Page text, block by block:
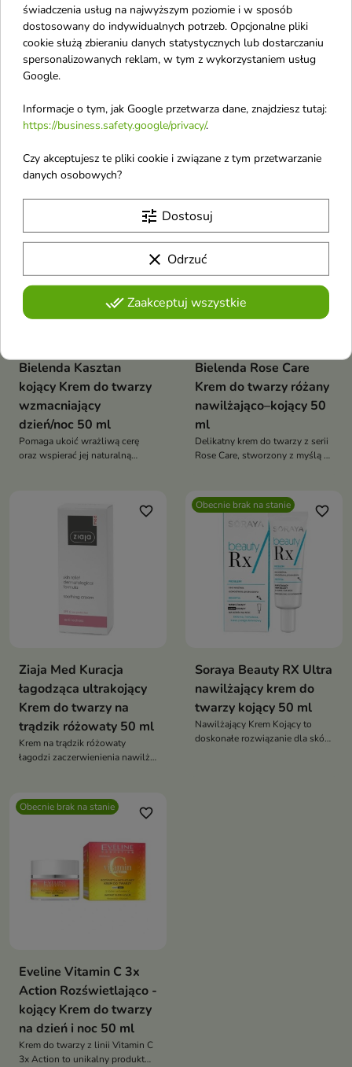
Apis Rosacea-Stop
kojący Krem do twarzy
na noc 50 ml
Krem ma za zadanie ukoić
delikatną i nadmiernie reaktywną
Ziaja Kozie Mleko
ultralekki Krem anti-
age nawilżająco-
energetyzujący z
SPF15 ochrona średnia
50 ml
age SPF15 intensywnie nawilża,
wygładza i chroni skórę przed
oznakami starzenia
favorite_border
Bielenda Kasztan
kojący Krem do twarzy
wzmacniający
dzień/noc 50 ml
Pomaga ukoić wrażliwą cerę
oraz wspierać jej naturalną
Bielenda Rose Care
Krem do twarzy różany
nawilżająco–kojący 50
ml
Delikatny krem do twarzy z serii
Rose Care, stworzony z myślą o
favorite_border
Ziaja Med Kuracja
łagodząca ultrakojący
Krem do twarzy na
trądzik różowaty 50 ml
Krem na trądzik różowaty
łagodzi zaczerwienienia nawilża
i koi wrażliwą skórę z
problemami naczynkowymi
Obecnie brak na stanie favorite_border
Soraya Beauty RX Ultra
nawilżający krem do
twarzy kojący 50 ml
Nawilżający Krem Kojący to
doskonałe rozwiązanie dla skóry
Obecnie brak na stanie favorite_border
Eveline Vitamin C 3x
Action Rozświetlająco -
kojący Krem do twarzy
na dzień i noc 50 ml
Krem do twarzy z linii Vitamin C
3x Action to unikalny produkt
świadczenia usług na najwyższym poziomie i w sposób
dostosowany do indywidualnych potrzeb. Opcjonalne pliki
cookie służą zbieraniu danych statystycznych lub dostarczaniu
spersonalizowanych reklam, w tym z wykorzystaniem usług
Google.
Informacje o tym, jak Google przetwarza dane, znajdziesz tutaj:
https://business.safety.google/privacy/.
Czy akceptujesz te pliki cookie i związane z tym przetwarzanie
danych osobowych?
tune Dostosuj
clear Odrzuć
done_allZaakceptuj wszystkie